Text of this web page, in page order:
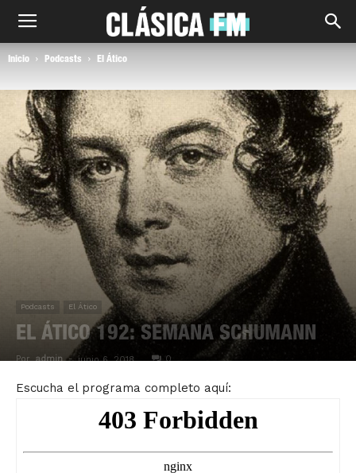
Inicio Podcasts El Ático
Podcasts El Ático
EL ÁTICO 192: SEMANA SCHUMANN
Por admin - junio 6, 2018 0
Escucha el programa completo aquí: